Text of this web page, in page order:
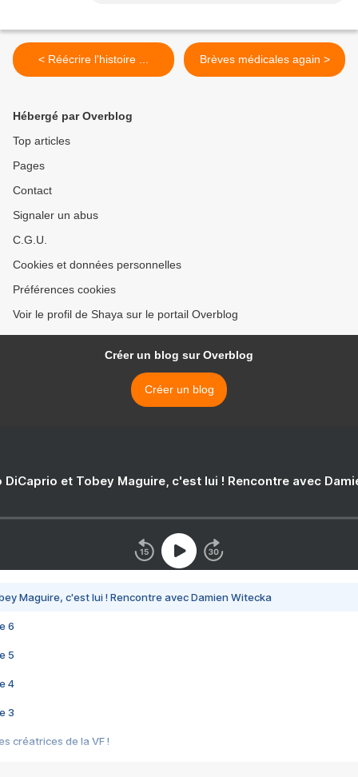
< Réécrire l'histoire ... Brèves médicales again >
Hébergé par Overblog
Top articles
Pages
Contact
Signaler un abus
C.G.U.
Cookies et données personnelles
Préférences cookies
Voir le profil de Shaya sur le portail Overblog
Créer un blog sur Overblog
Créer un blog
DiCaprio et Tobey Maguire, c'est lui ! Rencontre avec
Maguire, c'est lui ! Rencontre avec Damien Witecka
6
5
4
3
créatrices de la VF !